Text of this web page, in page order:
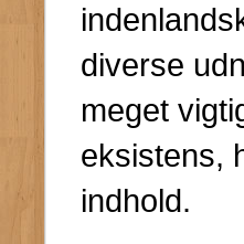
diverse
meget
eksistens,
indhold.